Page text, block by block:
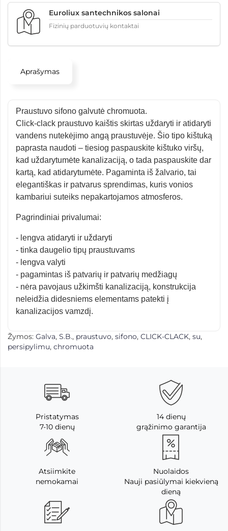
Euroliux santechnikos salonai
Fizinių parduotuvių kontaktai
Aprašymas
Praustuvo sifono galvutė chromuota.
Click-clack praustuvo kaištis skirtas uždaryti ir atidaryti
vandens nutekėjimo angą praustuvėje. Šio tipo kištuką
paprasta naudoti – tiesiog paspauskite kištuko viršų,
kad uždarytumėte kanalizaciją, o tada paspauskite dar
kartą, kad atidarytumėte. Pagaminta iš žalvario, tai
elegantiškas ir patvarus sprendimas, kuris vonios
kambariui suteiks nepakartojamos atmosferos.
Pagrindiniai privalumai:
- lengva atidaryti ir uždaryti
- tinka daugelio tipų praustuvams
- lengva valyti
- pagamintas iš patvarių ir patvarių medžiagų
- nėra pavojaus užkimšti kanalizaciją, konstrukcija
neleidžia didesniems elementams patekti į
kanalizacijos vamzdį.
Žymos: Galva, S.B., praustuvo, sifono, CLICK-CLACK, su,
persipylimu, chromuota
Pristatymas
7-10 dienų
14 dienų
grąžinimo garantija
Atsiimkite
nemokamai
Nuolaidos
Nauji pasiūlymai kiekvieną
dieną